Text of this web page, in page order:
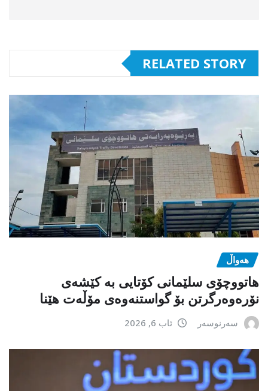
RELATED STORY
هەواڵ
هاتووچۆی سلێمانی کۆتایی بە کێشەی
نۆرەوەرگرتن بۆ گواستنەوەی مۆڵەت هێنا
سەرنوسەر ئاب 6, 2026